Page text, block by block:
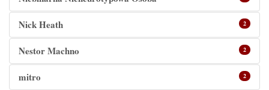
Nick Heath 2
Nestor Machno 2
mitro 2